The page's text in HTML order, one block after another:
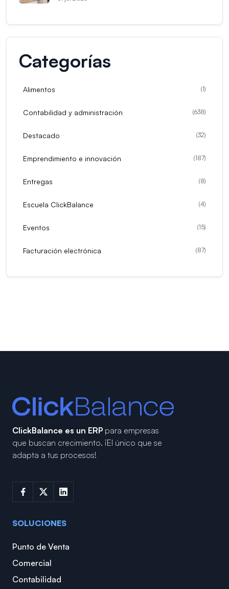
Categorías
Alimentos (1)
Contabilidad y administración (638)
Destacado (32)
Emprendimiento e innovación (187)
Entregas (8)
Escuela ClickBalance (4)
Eventos (15)
Facturación electrónica (87)
ClickBalance es un ERP para empresas
que buscan crecimiento. ¡El único que se
adapta a tus procesos!
SOLUCIONES
Punto de Venta
Comercial
Contabilidad